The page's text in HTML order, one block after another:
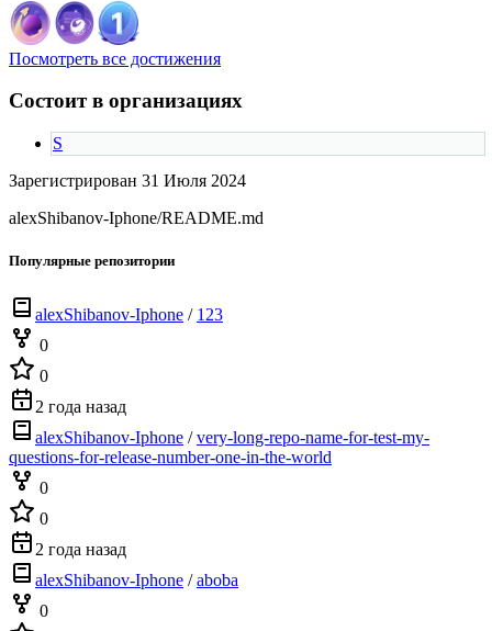
Посмотреть все достижения
Состоит в организациях
S
Зарегистрирован 31 Июля 2024
alexShibanov-Iphone/README.md
Популярные репозитории
alexShibanov-Iphone / 123
0
0
2 года назад
alexShibanov-Iphone /very-long-repo-name-for-test-my-
questions-for-release-number-one-in-the-world
0
0
2 года назад
alexShibanov-Iphone /aboba
0